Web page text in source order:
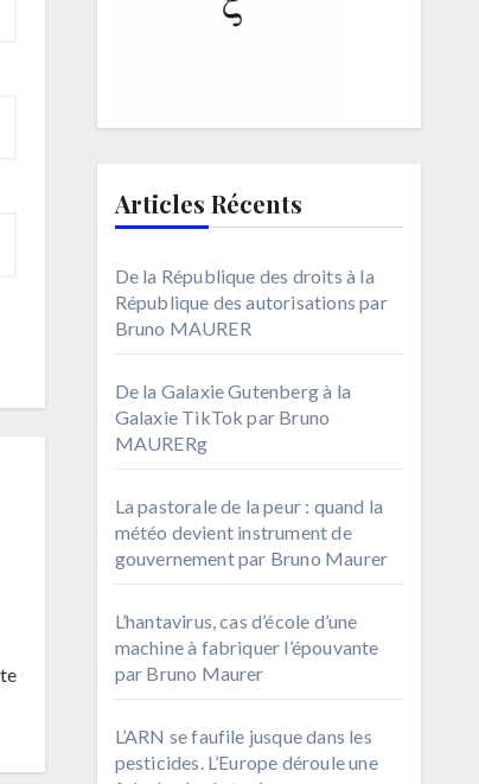
Articles Récents
De la République des droits à la
République des autorisations par
Bruno MAURER
De la Galaxie Gutenberg à la
Galaxie TikTok par Bruno
MAURERg
La pastorale de la peur : quand la
météo devient instrument de
gouvernement par Bruno Maurer
L’hantavirus, cas d’école d’une
machine à fabriquer l’épouvante
par Bruno Maurer
L’ARN se faufile jusque dans les
pesticides. L’Europe déroule une